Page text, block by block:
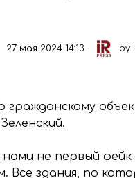
27 мая 2024 14:13 by
гражданскому
не первый
Все здания, по